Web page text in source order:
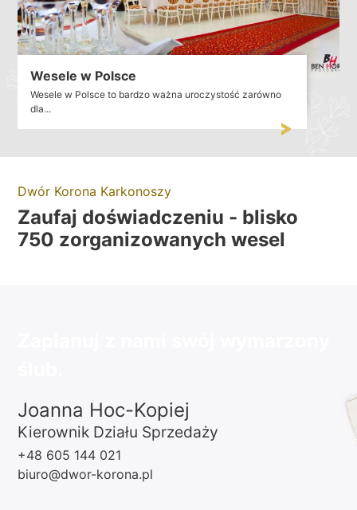
Wesele w Polsce
Wesele w Polsce to bardzo ważna uroczystość zarówno
dla...
Dwór Korona Karkonoszy
Zaufaj doświadczeniu - blisko
750 zorganizowanych wesel
Joanna Hoc-Kopiej
Kierownik Działu Sprzedaży
+48 605 144 021
biuro@dwor-korona.pl